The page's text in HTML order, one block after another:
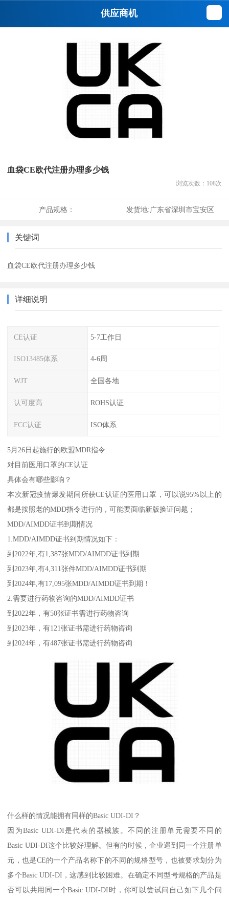
供应商机
血袋CE欧代注册办理多少钱
浏览次数： 108次
产品规格： 发货地:广东省深圳市宝安区
关键词
血袋CE欧代注册办理多少钱
详细说明
CE认证 5-7工作日
ISO13485体系 4-6周
WJT 全国各地
认可度高 ROHS认证
FCC认证 ISO体系
5月26日起施行的欧盟MDR指令
对目前医用口罩的CE认证
具体会有哪些影响？
本次新冠疫情爆发期间所获CE认证的医用口罩，可以说95%以上的
都是按照老的MDD指令进行的，可能要面临新版换证问题；
MDD/AIMDD证书到期情况
1.MDD/AIMDD证书到期情况如下：
到2022年,有1,387张MDD/AIMDD证书到期
到2023年,有4,311张件MDD/AIMDD证书到期
到2024年,有17,095张MDD/AIMDD证书到期！
2.需要进行药物咨询的MDD/AIMDD证书
到2022年，有50张证书需进行药物咨询
到2023年，有121张证书需进行药物咨询
到2024年，有487张证书需进行药物咨询
什么样的情况能拥有同样的Basic UDI-DI？
因为Basic UDI-DI是代表的器械族。不同的注册单元需要不同的
Basic UDI-DI这个比较好理解。但有的时候，企业遇到同一个注册单
元，也是CE的一个产品名称下的不同的规格型号，也被要求划分为
多个Basic UDI-DI，这感到比较困难。在确定不同型号规格的产品是
否可以共用同一个Basic UDI-DI时，你可以尝试问自己如下几个问